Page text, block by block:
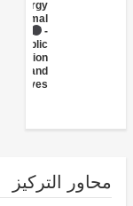
Geothermal
Administration
- Energy and
Extractives
التركيز